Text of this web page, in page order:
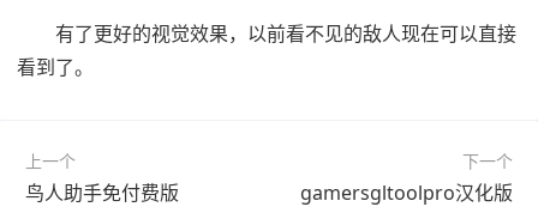
有了更好的视觉效果，以前看不见的敌人现在可以直接
看到了。
上一个
鸟人助手免付费版
下一个
gamersgltoolpro汉化版